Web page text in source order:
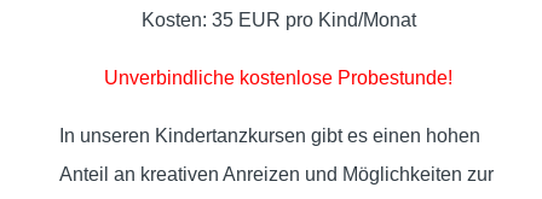
Kosten: 35 EUR pro Kind/Monat
Unverbindliche kostenlose Probestunde!
In unseren Kindertanzkursen gibt es einen hohen
Anteil an kreativen Anreizen und Möglichkeiten zur